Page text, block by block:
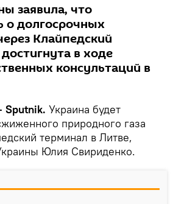
заявила, что
о долгосрочных
Клайпедский
в ходе
консультаций в
Украина будет
природного газа
терминал в Литве,
Юлия Свириденко.